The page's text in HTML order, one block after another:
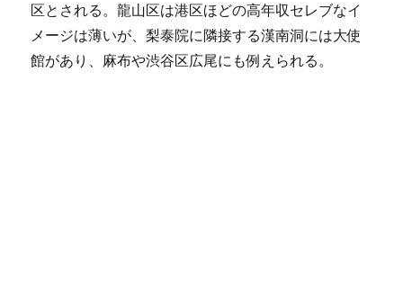
区とされる。龍山区は港区ほどの高年収セレブなイ
メージは薄いが、梨泰院に隣接する漢南洞には大使
館があり、麻布や渋谷区広尾にも例えられる。